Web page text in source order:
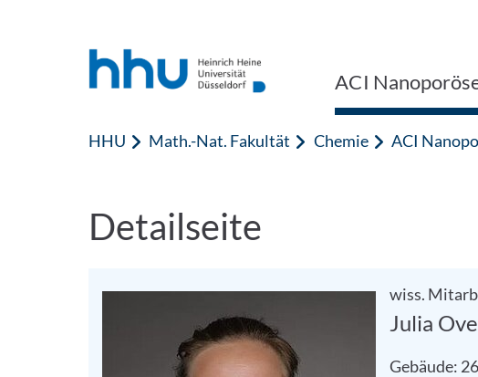
ACI
HHU Math.-Nat. Fakultät Chemie ACI
Detailseite
wiss.
Julia
Gebäude: